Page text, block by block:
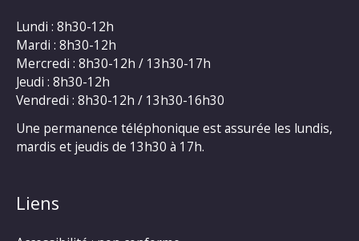
Lundi : 8h30-12h
Mardi : 8h30-12h
Mercredi : 8h30-12h / 13h30-17h
Jeudi : 8h30-12h
Vendredi : 8h30-12h / 13h30-16h30
Une permanence téléphonique est assurée les lundis,
mardis et jeudis de 13h30 à 17h.
Liens